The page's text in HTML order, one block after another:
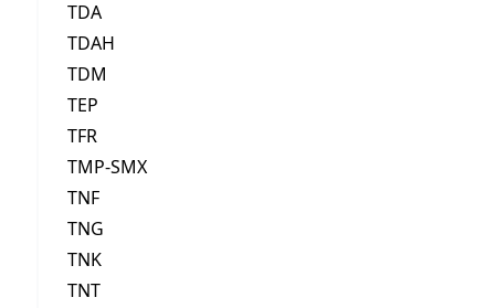
TDA
TDAH
TDM
TEP
TFR
TMP-SMX
TNF
TNG
TNK
TNT